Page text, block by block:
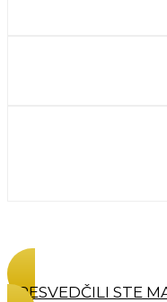
PRESVEDČILI STE